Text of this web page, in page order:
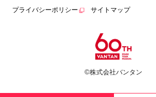
プライバシーポリシー サイトマップ
©株式会社バンタン